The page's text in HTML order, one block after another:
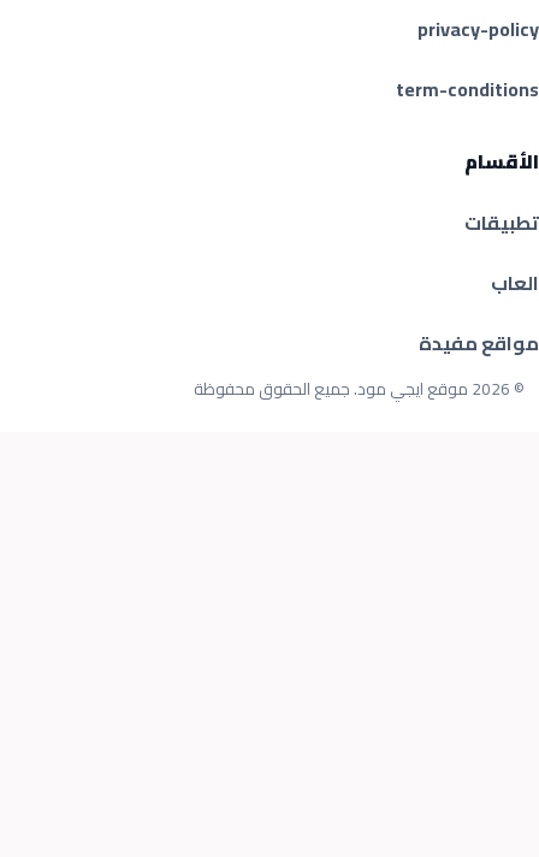
privacy-policy
term-conditions
الأقسام
تطبيقات
العاب
مواقع مفيدة
© 2026 موقع ايجي مود. جميع الحقوق محفوظة